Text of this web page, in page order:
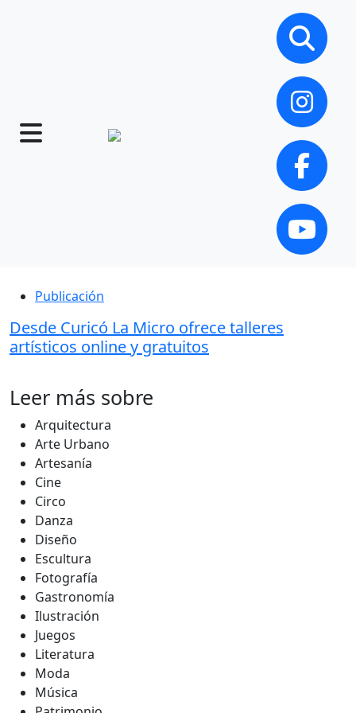
Publicación
Desde Curicó La Micro ofrece talleres
artísticos online y gratuitos
Leer más sobre
Arquitectura
Arte Urbano
Artesanía
Cine
Circo
Danza
Diseño
Escultura
Fotografía
Gastronomía
Ilustración
Juegos
Literatura
Moda
Música